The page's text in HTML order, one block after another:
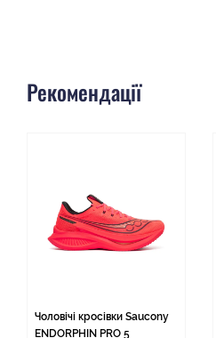
Рекомендації
Чоловічі кросівки Saucony
ENDORPHIN PRO 5